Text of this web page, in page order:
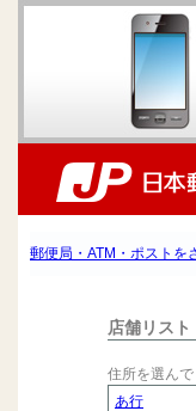
郵便局・ATM・ポストを
店舗リスト
住所を選ん
あ行